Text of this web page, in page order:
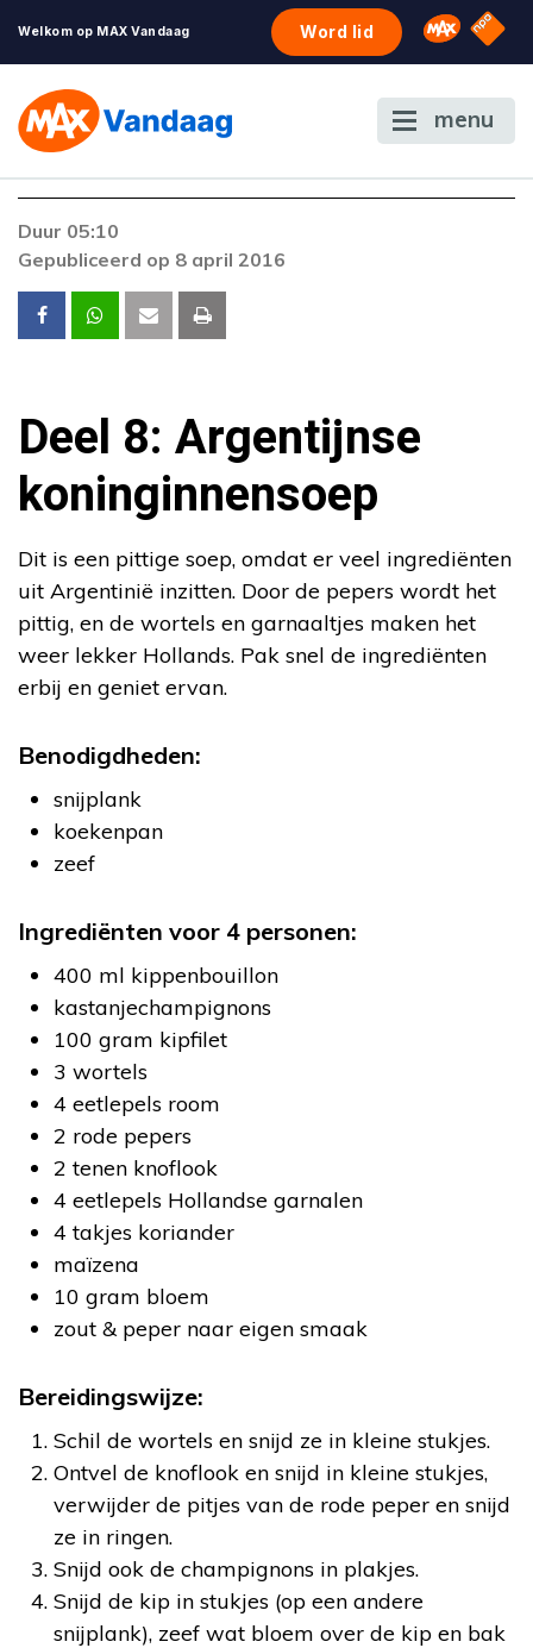
Welkom op MAX Vandaag Word lid Omroep
NPO
menu
Duur 05:10
Gepubliceerd op 8 april 2016
Deel 8: Argentijnse
koninginnensoep
Dit is een pittige soep, omdat er veel ingrediënten
uit Argentinië inzitten. Door de pepers wordt het
pittig, en de wortels en garnaaltjes maken het
weer lekker Hollands. Pak snel de ingrediënten
erbij en geniet ervan.
Benodigdheden:
snijplank
koekenpan
zeef
Ingrediënten voor 4 personen:
400 ml kippenbouillon
kastanjechampignons
100 gram kipfilet
3 wortels
4 eetlepels room
2 rode pepers
2 tenen knoflook
4 eetlepels Hollandse garnalen
4 takjes koriander
maïzena
10 gram bloem
zout & peper naar eigen smaak
Bereidingswijze:
Schil de wortels en snijd ze in kleine stukjes.
Ontvel de knoflook en snijd in kleine stukjes,
verwijder de pitjes van de rode peper en snijd
ze in ringen.
Snijd ook de champignons in plakjes.
Snijd de kip in stukjes (op een andere
snijplank), zeef wat bloem over de kip en bak